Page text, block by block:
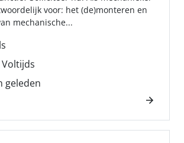
voor: het (de)monteren en
mechanische...
Voltijds
geleden